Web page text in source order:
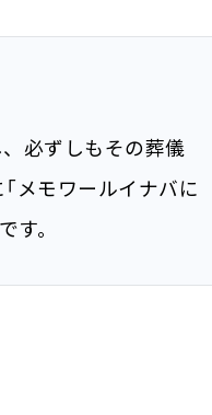
必ずしもその葬儀
メモワールイナバに
す。